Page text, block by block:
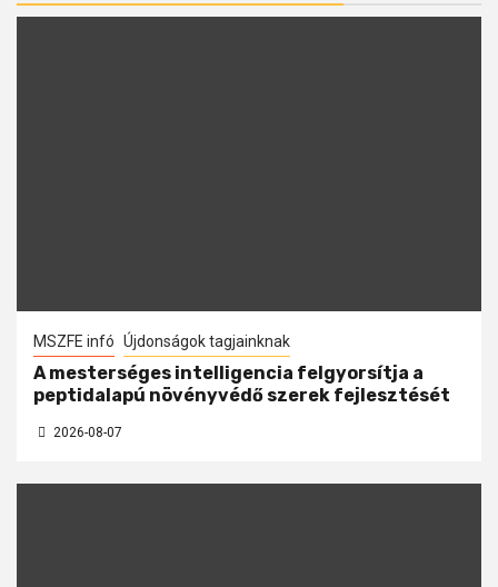
MSZFE infó Újdonságok tagjainknak
A mesterséges intelligencia felgyorsítja a
peptidalapú növényvédő szerek fejlesztését
2026-08-07